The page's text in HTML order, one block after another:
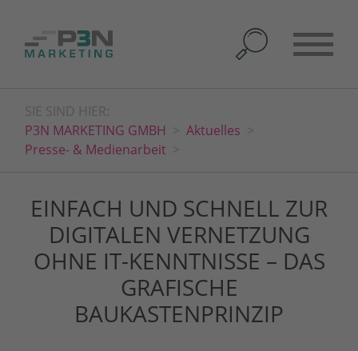
SIE SIND HIER:
P3N MARKETING GMBH
Aktuelles
Presse- & Medienarbeit
EINFACH UND SCHNELL ZUR
DIGITALEN VERNETZUNG
OHNE IT-KENNTNISSE – DAS
GRAFISCHE
BAUKASTENPRINZIP